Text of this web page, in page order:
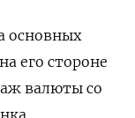
основных
его стороне
валюты со